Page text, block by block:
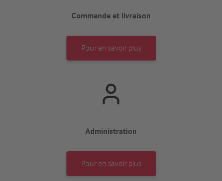
Commande et livraison
Pour en savoir plus
Administration
Pour en savoir plus